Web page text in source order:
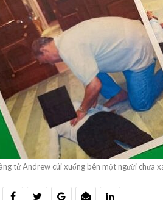
tử Andrew cúi xuống bên một người chưa